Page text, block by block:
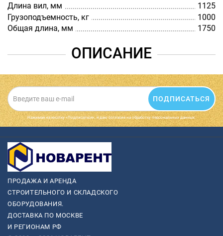
Длина вил, мм
1125
Грузоподъемность, кг
1000
Общая длина, мм
1750
ОПИСАНИЕ
ПОДПИСАТЬСЯ
Нажимая на кнопку «Подписаться», я даю cогласие на обработку персональных данных.
ПРОДАЖА И АРЕНДА
СТРОИТЕЛЬНОГО И СКЛАДСКОГО
ОБОРУДОВАНИЯ.
ДОСТАВКА ПО МОСКВЕ
И РЕГИОНАМ РФ